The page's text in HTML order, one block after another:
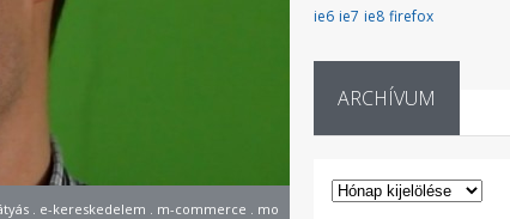
. e-kereskedelem . m-commerce . mobilalkalmazás . mobile . videointerjú .
ie6 ie7 ie8 firefox
ARCHÍVUM
ARCHÍVUM